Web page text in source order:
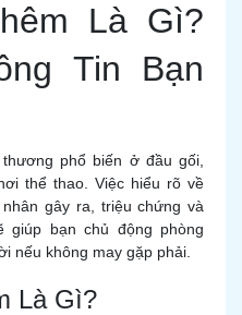
Là Gì?
Tin Bạn
phổ biến ở đầu gối,
thể thao. Việc hiểu rõ về
gây ra, triệu chứng và
giúp bạn chủ động phòng
nếu không may gặp phải.
Là Gì?